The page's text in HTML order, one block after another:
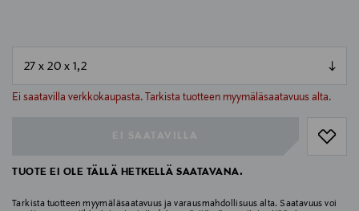
Ei saatavilla verkkokaupasta. Tarkista tuotteen myymäläsaatavuus alta.
null
TUOTE EI OLE TÄLLÄ HETKELLÄ SAATAVANA.
Tarkista tuotteen myymäläsaatavuus ja varausmahdollisuus alta. Saatavuus voi